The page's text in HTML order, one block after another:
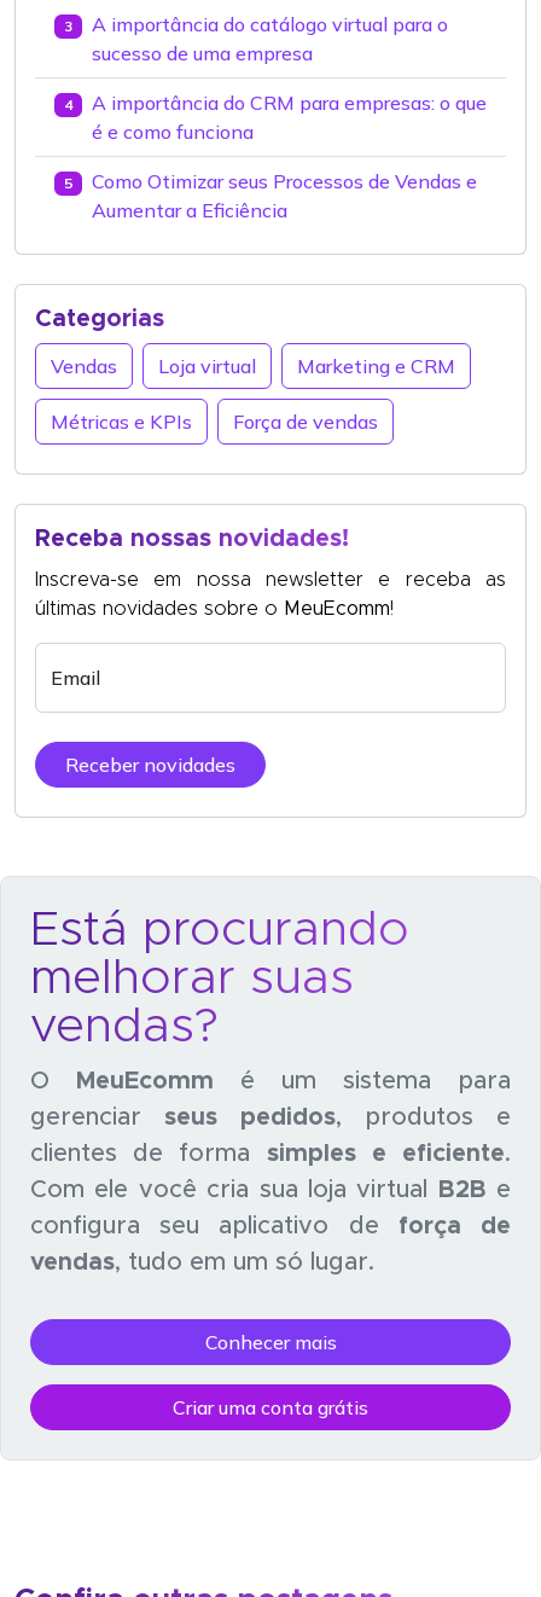
3
A importância do catálogo virtual para o
sucesso de uma empresa
4
A importância do CRM para empresas: o que
é e como funciona
5
Como Otimizar seus Processos de Vendas e
Aumentar a Eficiência
Categorias
Vendas
Loja virtual Marketing e CRM
Métricas e KPIs Força de vendas
Receba nossas novidades!
Inscreva-se em nossa newsletter e receba as
últimas novidades sobre o MeuEcomm!
Email
Receber novidades
Está procurando
melhorar suas
vendas?
O MeuEcomm é um sistema para
gerenciar seus pedidos, produtos e
clientes de forma simples e eficiente.
Com ele você cria sua loja virtual
B2B e
configura seu aplicativo de força de
vendas, tudo em um só lugar.
Conhecer mais
Criar uma conta grátis